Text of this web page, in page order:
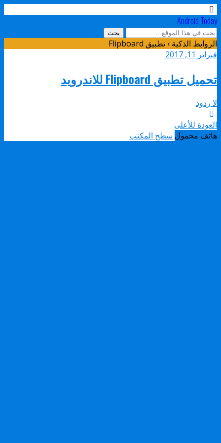
Android Today
الروابط الذكية › تطبيق Flipboard
فبراير 11, 2017
تحميل تطبيق Flipboard للاندرويد
لا ردود
العودة للأعلى
هاتف محمول سطح المكتب